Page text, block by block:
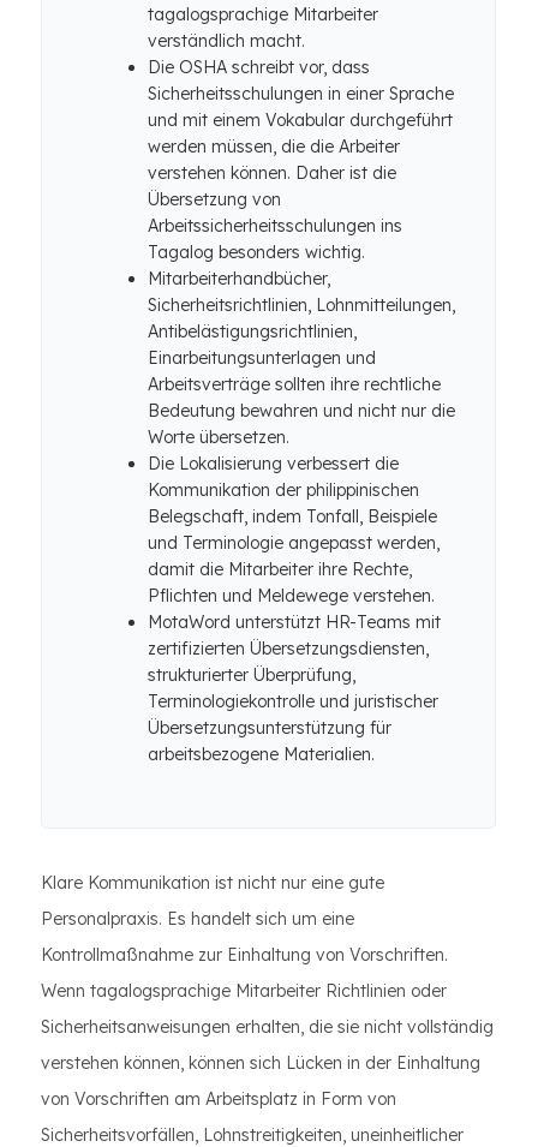
tagalogsprachige Mitarbeiter
verständlich macht.
Die OSHA schreibt vor, dass
Sicherheitsschulungen in einer Sprache
und mit einem Vokabular durchgeführt
werden müssen, die die Arbeiter
verstehen können. Daher ist die
Übersetzung von
Arbeitssicherheitsschulungen ins
Tagalog besonders wichtig.
Mitarbeiterhandbücher,
Sicherheitsrichtlinien, Lohnmitteilungen,
Antibelästigungsrichtlinien,
Einarbeitungsunterlagen und
Arbeitsverträge sollten ihre rechtliche
Bedeutung bewahren und nicht nur die
Worte übersetzen.
Die Lokalisierung verbessert die
Kommunikation der philippinischen
Belegschaft, indem Tonfall, Beispiele
und Terminologie angepasst werden,
damit die Mitarbeiter ihre Rechte,
Pflichten und Meldewege verstehen.
MotaWord unterstützt HR-Teams mit
zertifizierten Übersetzungsdiensten,
strukturierter Überprüfung,
Terminologiekontrolle und juristischer
Übersetzungsunterstützung für
arbeitsbezogene Materialien.
Klare Kommunikation ist nicht nur eine gute
Personalpraxis. Es handelt sich um eine
Kontrollmaßnahme zur Einhaltung von Vorschriften.
Wenn tagalogsprachige Mitarbeiter Richtlinien oder
Sicherheitsanweisungen erhalten, die sie nicht vollständig
verstehen können, können sich Lücken in der Einhaltung
von Vorschriften am Arbeitsplatz in Form von
Sicherheitsvorfällen, Lohnstreitigkeiten, uneinheitlicher